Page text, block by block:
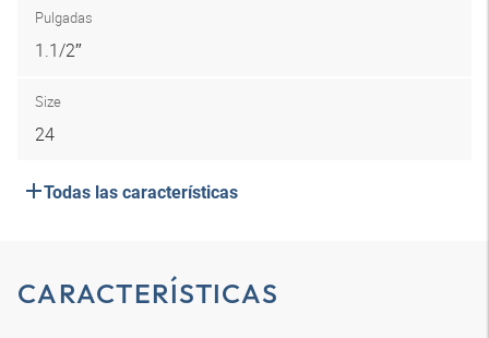
Pulgadas
1.1/2″
Size
24
Todas las características
CARACTERÍSTICAS